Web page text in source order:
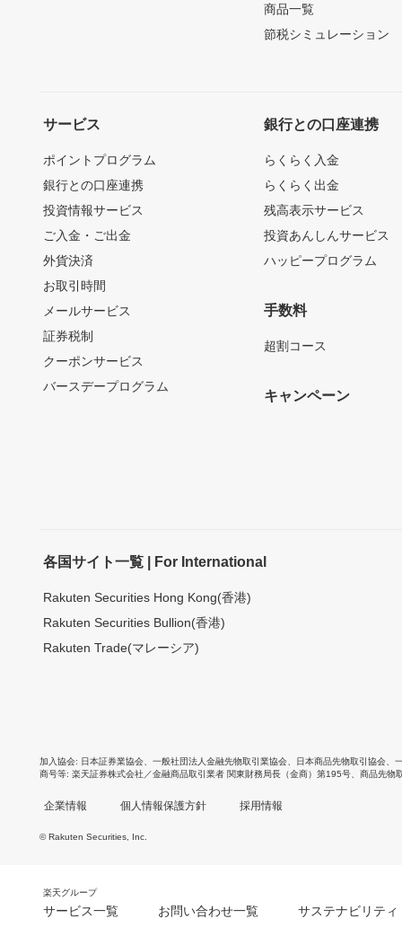
商品一覧
節税シミュレーション
サービス
ポイントプログラム
銀行との口座連携
投資情報サービス
ご入金・ご出金
外貨決済
お取引時間
メールサービス
証券税制
クーポンサービス
バースデープログラム
銀行との口座連携
らくらく入金
らくらく出金
残高表示サービス
投資あんしんサービス
ハッピープログラム
手数料
超割コース
キャンペーン
各国サイト一覧 | For International
Rakuten Securities Hong Kong(香港)
Rakuten Securities Bullion(香港)
Rakuten Trade(マレーシア)
加入協会 日本証券業協会 一般社団法人金融先物取引業協会 日本商品先物取引協会
商号等 楽天証券株式会社／金融商品取引業者 関東財務局長（金商）第195号、商品先物
企業情報 個人情報保護方針 採用情報
© Rakuten Securities, Inc.
楽天グループ
サービス一覧 お問い合わせ一覧 サステナビリティ